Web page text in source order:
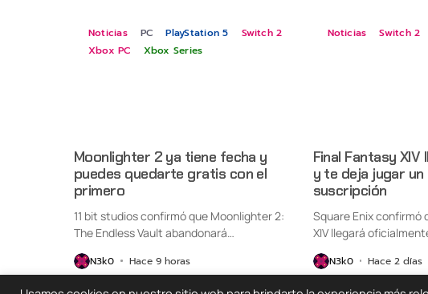
Noticias PC PlayStation 5
Switch 2
Xbox PC
Xbox Series
Moonlighter 2 ya tiene fecha y
puedes quedarte gratis con el
primero
11 bit studios confirmó que Moonlighter 2:
The Endless Vault abandonará
N3k0 Hace 9 horas
Noticias Switch 2
Final Fantasy XIV
y te deja jugar
suscripción
Square Enix confirmó
XIV llegará
N3k0 Hace 2 días